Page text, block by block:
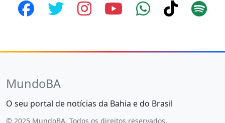
MundoBA
O seu portal de notícias da Bahia e do Brasil
© 2025 MundoBA. Todos os direitos reservados.